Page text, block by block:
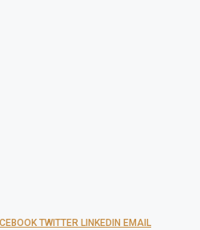
TWITTER LINKEDIN EMAIL